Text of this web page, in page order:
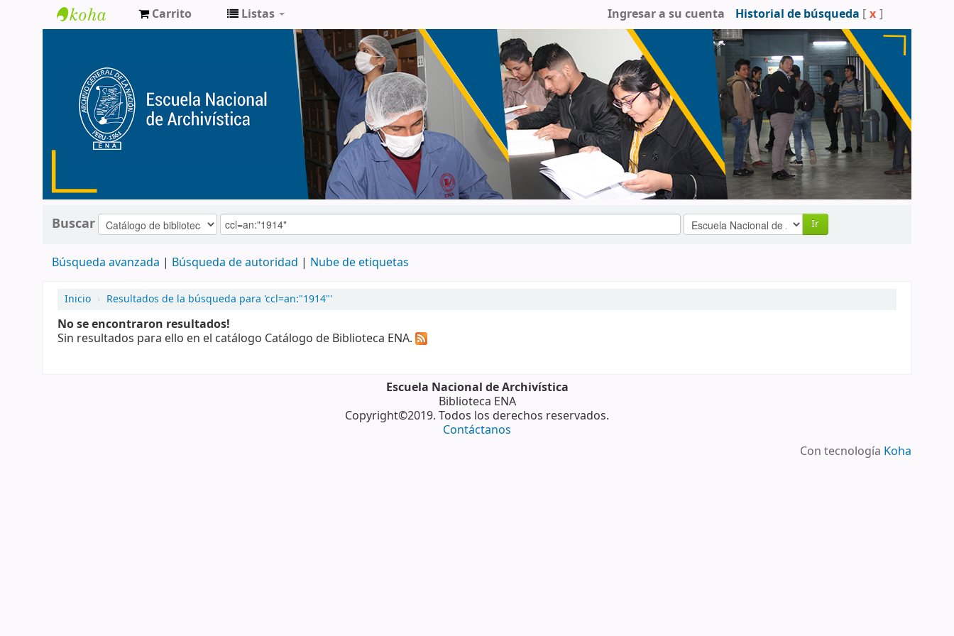
Biblioteca
ENA
Carrito Listas Ingresar a su cuenta Historial de búsqueda [ x ]
Buscar Ir
Búsqueda avanzada Búsqueda de autoridad Nube de etiquetas
Inicio › Resultados de la búsqueda para 'ccl=an:"1914"'
No se encontraron resultados!
Sin resultados para ello en el catálogo Catálogo de Biblioteca ENA.
Escuela Nacional de Archivística
Biblioteca ENA
Copyright©2019. Todos los derechos reservados.
Contáctanos
Con tecnología Koha